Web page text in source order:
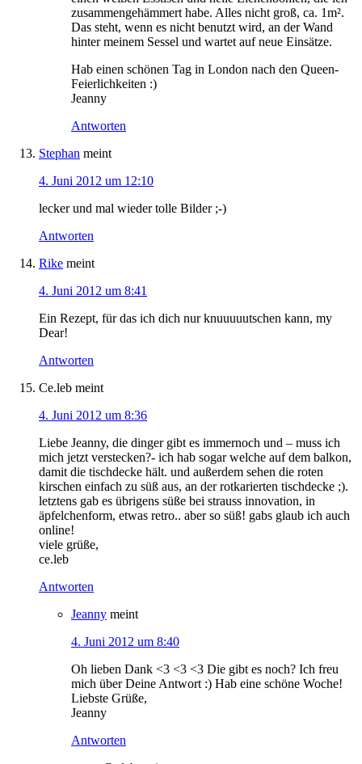
zusammengehämmert habe. Alles nicht groß, ca. 1m².
Das steht, wenn es nicht benutzt wird, an der Wand
hinter meinem Sessel und wartet auf neue Einsätze.
Hab einen schönen Tag in London nach den Queen-
Feierlichkeiten :)
Jeanny
Antworten
Stephan meint
4. Juni 2012 um 12:10
lecker und mal wieder tolle Bilder ;-)
Antworten
Rike meint
4. Juni 2012 um 8:41
Ein Rezept, für das ich dich nur knuuuuutschen kann, my
Dear!
Antworten
Ce.leb meint
4. Juni 2012 um 8:36
Liebe Jeanny, die dinger gibt es immernoch und – muss ich
mich jetzt verstecken?- ich hab sogar welche auf dem balkon,
damit die tischdecke hält. und außerdem sehen die roten
kirschen einfach zu süß aus, an der rotkarierten tischdecke ;).
letztens gab es übrigens süße bei strauss innovation, in
äpfelchenform, etwas retro.. aber so süß! gabs glaub ich auch
online!
viele grüße,
ce.leb
Antworten
Jeanny meint
4. Juni 2012 um 8:40
Oh lieben Dank <3 <3 <3 Die gibt es noch? Ich freu
mich über Deine Antwort :) Hab eine schöne Woche!
Liebste Grüße,
Jeanny
Antworten